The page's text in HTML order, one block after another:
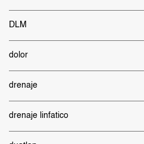
DLM
dolor
drenaje
drenaje linfatico